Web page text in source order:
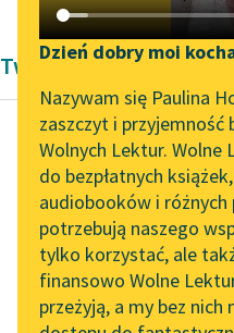
Katalog DAISY
Podkasty o książkach
Aktualności
Zapraszamy na spotkanie
online z tłumaczkami
literatury skandynawskiej
Spotkanie z Katarzyną
Tunkiel w Oslo
Wolne Lektury na 32.
Dzień dobry moi
Nazywam się Paulina
zaszczyt i przyjemność
Wolnych Lektur.
do bezpłatnych
audiobooków i różnych
potrzebują naszego
tylko korzystać, ale
finansowo Wolne
przeżyją, a my bez nich
Twórczość George